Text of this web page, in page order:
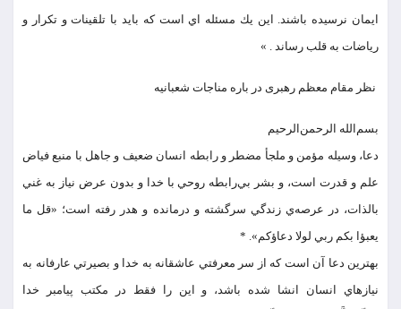
ايمان نرسيده باشند. اين يك مسئله اي است كه بايد با تلقينات و تكرار و
رياضات به قلب رساند . »
نظر مقام معظم رهبری در باره مناجات شعبانیه
بسم‌الله الرحمن‌الرحيم
دعا، وسيله‌ مؤمن و ملجأ مضطر و رابطه‌ انسان ضعيف و جاهل با منبع فياض
علم و قدرت است، و بشر بي‌رابطه‌ روحي با خدا و بدون عرض نياز به غني
بالذات، در عرصه‌ي زندگي سرگشته و درمانده و هدر رفته است؛ «قل ما
يعبؤا بكم ربي لولا دعاؤكم». *
بهترين دعا آن است كه از سر معرفتي عاشقانه به خدا و بصيرتي عارفانه به
نيازهاي انسان انشا شده باشد، و اين را فقط در مكتب پيامبر خدا